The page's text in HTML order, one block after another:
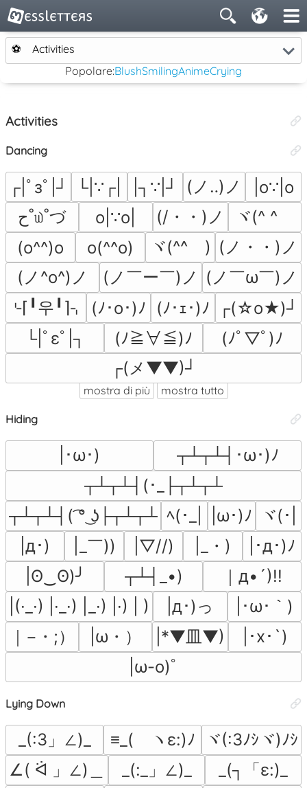
⚽
Activities
Popolare:BlushSmilingAnimeCrying
Activities
Dancing
┌|ﾟзﾟ|┘ └|∵┌| |┐∵|┘ (ノ‥)ノ
|o∵|o
ح˚௰˚づ
o|∵o| (/・・)ノ
ヾ(^ ^ゞ
(o^^)o
o(^^o) ヾ(^^ゞ) (ノ・・)ノ
(ノ^o^)ノ
(ノ￣ー￣)ノ (ノ￣ω￣)ノ
⌎⌈╹우╹⌉⌍
(ﾉ･o･)ﾉ (ﾉ･ｪ･)ﾉ
┌(☆o★)┘
└|ﾟεﾟ|┐
(ﾉ≧∀≦)ﾉ
(ﾉﾟ▽ﾟ)ﾉ
┌(メ▼▼)┘
mostra di più mostra tutto
Hiding
|･ω･)
┬┴┬┴┤･ω･)ﾉ
┬┴┬┴┤(･_├┬┴┬┴
┬┴┬┴┤( ͡° ͜ʖ├┬┴┬┴ ﾍ(･_| |ω･)ﾉ
ヾ(･|
|д･)
|_￣)) |▽//) |_・)
|･д･)ﾉ
|ʘ‿ʘ)╯
┬┴┤_•)
｜д•´)!!
|(·_·) |·_·) |_·) |·) | )
|д･)っ
|･ω･｀)
｜−・;）
|ω・） |*▼皿▼)
|･x･`)
|ω-o)ﾟ
Lying Down
_(:3」∠)_ ≡_(ゝヽε:)ﾉ
ヾ(:3ﾉｼヾ)ﾉｼ
∠( ᐛ 」∠)＿
_(:_」∠)_
_(┐「ε:)_